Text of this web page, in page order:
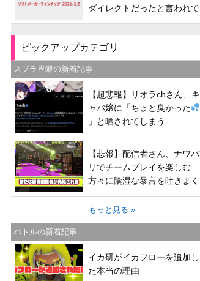
ダイレクトだったと言われて
しまう
ピックアップカテゴリ
スプラ界隈の新着記事
【超悲報】リオラchさん、キ
ャバ嬢に「ちょと臭かった
」と晒されてしまう
【悲報】配信者さん、ナワバ
リでチームプレイを楽しむ
方々に陰湿な暴言を吐きまく
ってしまう
もっと見る »
バトルの新着記事
イカ研がイカフローを追加し
た本当の理由